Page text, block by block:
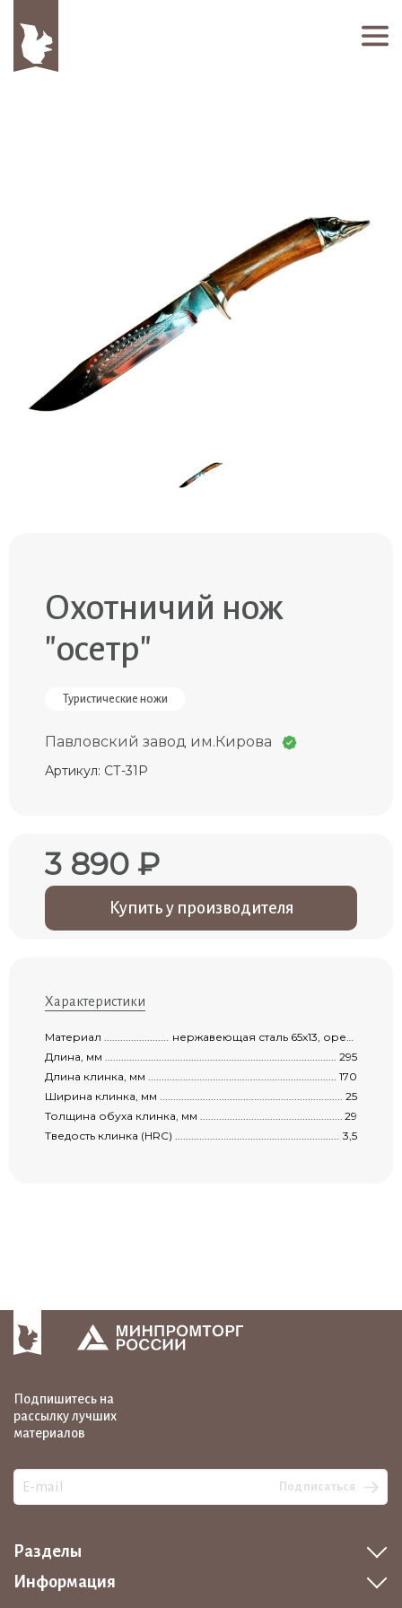
Охотничий нож
"осетр"
Туристические ножи
Павловский завод им.Кирова
Артикул: СТ-31Р
3 890 ₽
Купить у производителя
Характеристики
Материал
нержавеющая сталь 65х13, орех, литье мельхиор, гравировка клинка
Длина, мм
295
Длина клинка, мм
170
Ширина клинка, мм
25
Толщина обуха клинка, мм
29
Тведость клинка (HRC)
3,5
Подпишитесь на
рассылку лучших
материалов
Подписаться
Разделы
Информация